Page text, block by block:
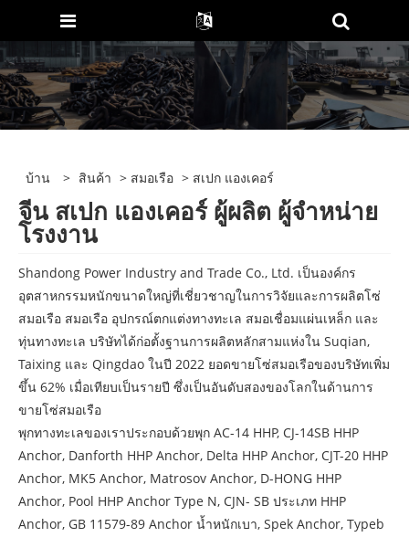
บ้าน > สินค้า > สมอเรือ > สเปก แองเคอร์
จีน สเปก แองเคอร์ ผู้ผลิต ผู้จำหน่าย
โรงงาน
Shandong Power Industry and Trade Co., Ltd. เป็นองค์กร
อุตสาหกรรมหนักขนาดใหญ่ที่เชี่ยวชาญในการวิจัยและการผลิตโซ่
สมอเรือ สมอเรือ อุปกรณ์ตกแต่งทางทะเล สมอเชื่อมแผ่นเหล็ก และ
ทุ่นทางทะเล บริษัทได้ก่อตั้งฐานการผลิตหลักสามแห่งใน Suqian,
Taixing และ Qingdao ในปี 2022 ยอดขายโซ่สมอเรือของบริษัทเพิ่ม
ขึ้น 62% เมื่อเทียบเป็นรายปี ซึ่งเป็นอันดับสองของโลกในด้านการ
ขายโซ่สมอเรือ
พุกทางทะเลของเราประกอบด้วยพุก AC-14 HHP, CJ-14SB HHP
Anchor, Danforth HHP Anchor, Delta HHP Anchor, CJT-20 HHP
Anchor, MK5 Anchor, Matrosov Anchor, D-HONG HHP
Anchor, Pool HHP Anchor Type N, CJN- SB ประเภท HHP
Anchor, GB 11579-89 Anchor น้ำหนักเบา, Spek Anchor, Typeb